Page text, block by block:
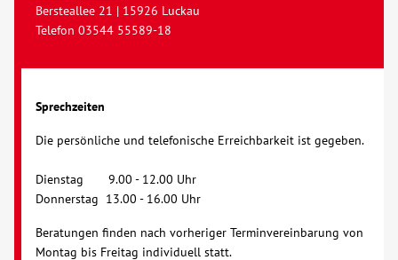
Bersteallee 21 | 15926 Luckau
Telefon 03544 55589-18
Sprechzeiten
Die persönliche und telefonische Erreichbarkeit ist gegeben.
Dienstag 9.00 - 12.00 Uhr
Donnerstag 13.00 - 16.00 Uhr
Beratungen finden nach vorheriger Terminvereinbarung von
Montag bis Freitag individuell statt.